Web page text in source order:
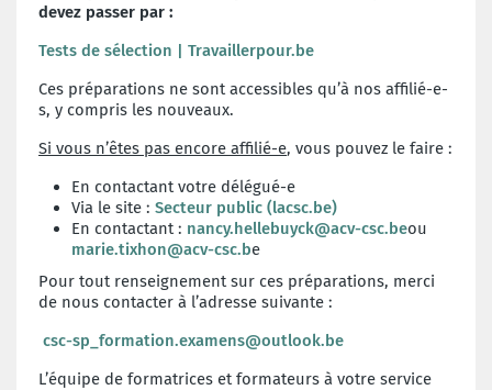
devez passer par :
Tests de sélection | Travaillerpour.be
Ces préparations ne sont accessibles qu’à nos affilié-e-
s, y compris les nouveaux.
Si vous n’êtes pas encore affilié-e, vous pouvez le faire :
En contactant votre délégué-e
Via le site : Secteur public (lacsc.be)
En contactant : nancy.hellebuyck@acv-csc.beou
marie.tixhon@acv-csc.be
Pour tout renseignement sur ces préparations, merci
de nous contacter à l’adresse suivante :
csc-sp_formation.examens@outlook.be
L’équipe de formatrices et formateurs à votre service